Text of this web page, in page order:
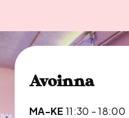
Avoinna
MA-KE 11:30 - 18:00